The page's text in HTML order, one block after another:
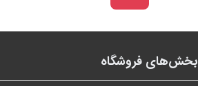
بخش‌های فروشگاه